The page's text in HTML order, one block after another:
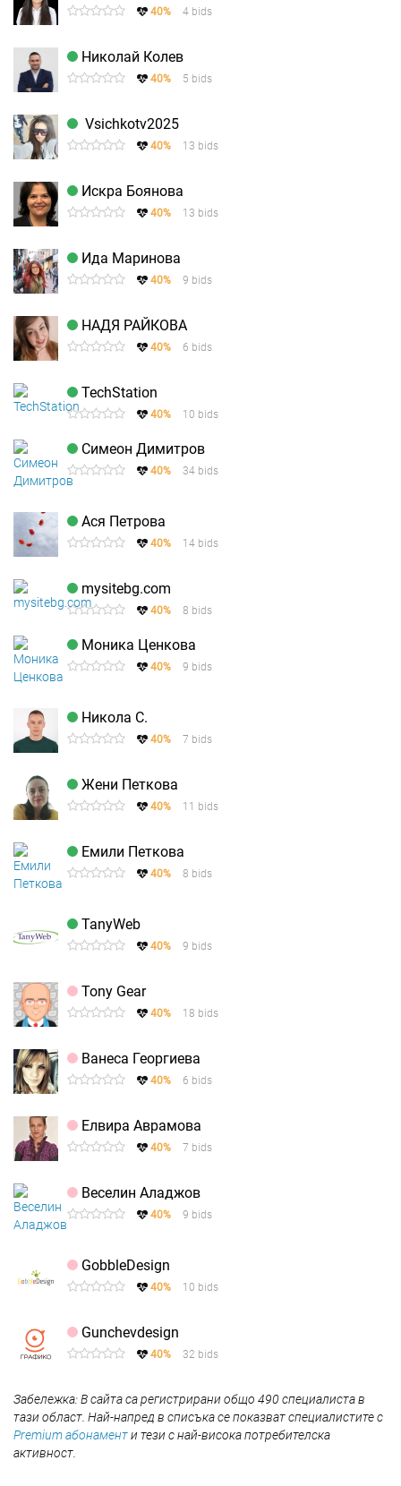
40% 4 bids
Николай Колев
40% 5 bids
Vsichkotv2025
40% 13 bids
Искра Боянова
40% 13 bids
Ида Маринова
40% 9 bids
НАДЯ РАЙКОВА
40% 6 bids
TechStation
40% 10 bids
Симеон Димитров
40% 34 bids
Ася Петрова
40% 14 bids
mysitebg.com
40% 8 bids
Моника Ценкова
40% 9 bids
Никола С.
40% 7 bids
Жени Петкова
40% 11 bids
Емили Петкова
40% 8 bids
TanyWeb
40% 9 bids
Tony Gear
40% 18 bids
Ванеса Георгиева
40% 6 bids
Елвира Аврамова
40% 7 bids
Веселин Аладжов
40% 9 bids
GobbleDesign
40% 10 bids
Gunchevdesign
40% 32 bids
Забележка: В сайта са регистрирани общо 490 специалиста в
тази област. Най-напред в списъка се показват специалистите с
Premium абонаменти тези с най-висока потребителска
активност.